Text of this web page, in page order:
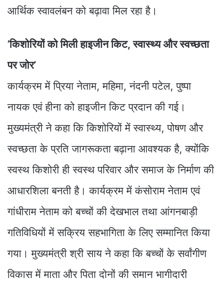
आर्थिक स्वावलंबन को बढ़ावा मिल रहा है।
’किशोरियों को मिली हाइजीन किट, स्वास्थ्य और स्वच्छता
पर जोर’
कार्यक्रम में प्रिया नेताम, महिमा, नंदनी पटेल, पुष्पा
नायक एवं हीना को हाइजीन किट प्रदान की गई।
मुख्यमंत्री ने कहा कि किशोरियों में स्वास्थ्य, पोषण और
स्वच्छता के प्रति जागरूकता बढ़ाना आवश्यक है, क्योंकि
स्वस्थ किशोरी ही स्वस्थ परिवार और समाज के निर्माण की
आधारशिला बनती है। कार्यक्रम में कंसोराम नेताम एवं
गांधीराम नेताम को बच्चों की देखभाल तथा आंगनबाड़ी
गतिविधियों में सक्रिय सहभागिता के लिए सम्मानित किया
गया। मुख्यमंत्री श्री साय ने कहा कि बच्चों के सर्वांगीण
विकास में माता और पिता दोनों की समान भागीदारी